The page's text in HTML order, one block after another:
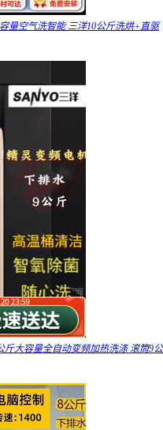
量空气洗智能 三洋10公斤洗烘+直驱
斤大容量全自动变频加热洗涤 滚筒9公